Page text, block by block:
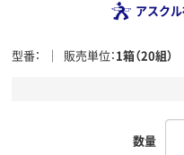
アスク
型番 販売単位 1箱（20組）
数量